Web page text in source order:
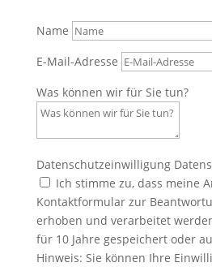
Name
E-Mail-Adresse
Was können wir für Sie tun?
Datenschutzeinwilligung
Ich stimme zu, dass meine
Kontaktformular zur
erhoben und verarbeitet
für 10 Jahre gespeichert oder
Hinweis: Sie können Ihre